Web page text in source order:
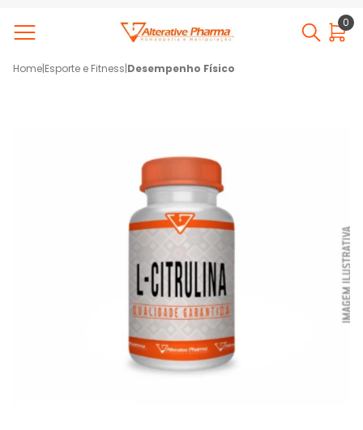
0
Home|Esporte e Fitness|Desempenho Físico